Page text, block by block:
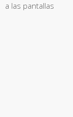
a las pantallas